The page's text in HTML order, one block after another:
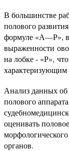
В большинстве
полового
формуле «А—Р»,
выраженности
на лобке - «Р»,
Анализ данных об
полового
оценивать
органов.